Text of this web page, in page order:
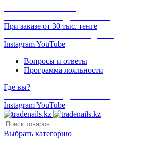
При заказе от 30 тыс. тенге
InstagramYouTube
Вопросы и ответы
Программа лояльности
Где вы?
InstagramYouTube
Выбрать категорию